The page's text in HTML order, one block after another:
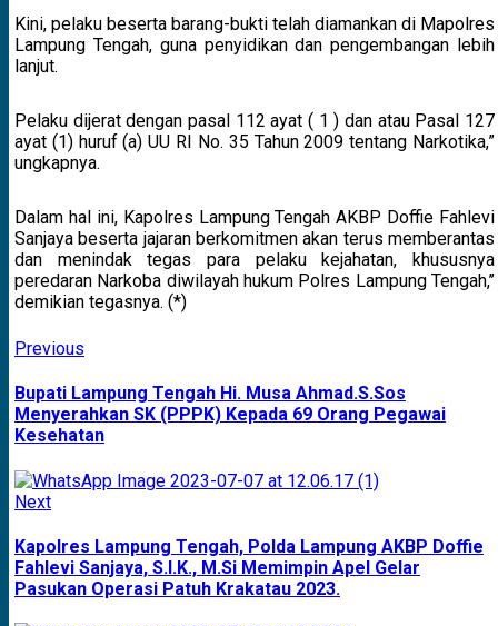
Kini, pelaku beserta barang-bukti telah diamankan di Mapolres
Lampung Tengah, guna penyidikan dan pengembangan lebih
lanjut.
Pelaku dijerat dengan pasal 112 ayat ( 1 ) dan atau Pasal 127
ayat (1) huruf (a) UU RI No. 35 Tahun 2009 tentang Narkotika,”
ungkapnya.
Dalam hal ini, Kapolres Lampung Tengah AKBP Doffie Fahlevi
Sanjaya beserta jajaran berkomitmen akan terus memberantas
dan menindak tegas para pelaku kejahatan, khususnya
peredaran Narkoba diwilayah hukum Polres Lampung Tengah,’’
demikian tegasnya. (*)
Continue
Reading
Previous
Bupati Lampung Tengah Hi. Musa Ahmad.S.Sos
Menyerahkan SK (PPPK) Kepada 69 Orang Pegawai
Kesehatan
NextNext
Kapolres Lampung Tengah, Polda Lampung AKBP Doffie
Fahlevi Sanjaya, S.I.K., M.Si Memimpin Apel Gelar
Pasukan Operasi Patuh Krakatau 2023.